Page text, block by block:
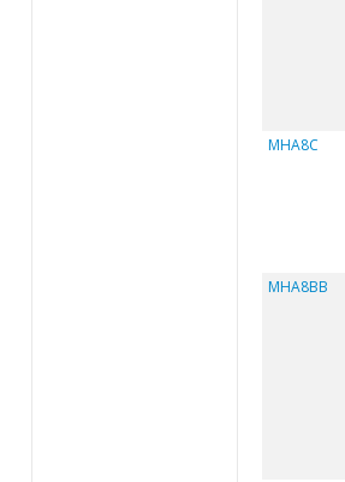
MHA8C
MHA8BB